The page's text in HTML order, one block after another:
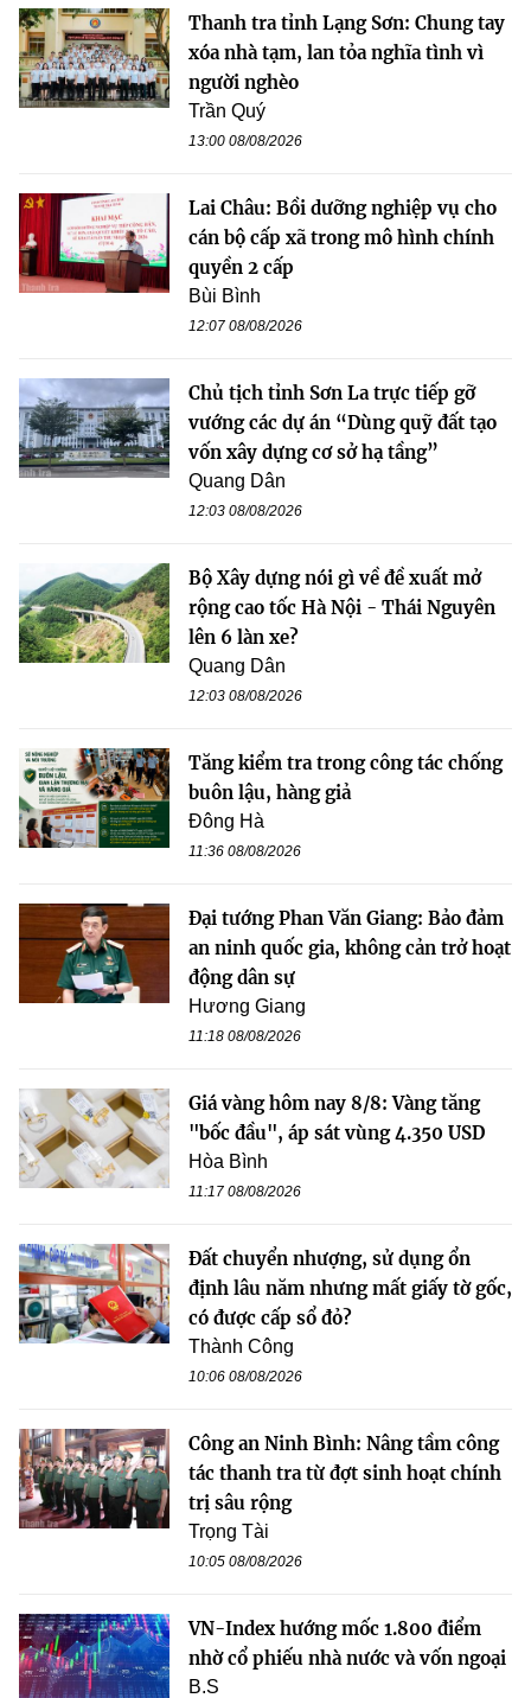
Thanh tra tỉnh Lạng Sơn: Chung tay
xóa nhà tạm, lan tỏa nghĩa tình vì
người nghèo
Trần Quý
13:00 08/08/2026
Lai Châu: Bồi dưỡng nghiệp vụ cho
cán bộ cấp xã trong mô hình chính
quyền 2 cấp
Bùi Bình
12:07 08/08/2026
Chủ tịch tỉnh Sơn La trực tiếp gỡ
vướng các dự án “Dùng quỹ đất tạo
vốn xây dựng cơ sở hạ tầng”
Quang Dân
12:03 08/08/2026
Bộ Xây dựng nói gì về đề xuất mở
rộng cao tốc Hà Nội - Thái Nguyên
lên 6 làn xe?
Quang Dân
12:03 08/08/2026
Tăng kiểm tra trong công tác chống
buôn lậu, hàng giả
Đông Hà
11:36 08/08/2026
Đại tướng Phan Văn Giang: Bảo đảm
an ninh quốc gia, không cản trở hoạt
động dân sự
Hương Giang
11:18 08/08/2026
Giá vàng hôm nay 8/8: Vàng tăng
"bốc đầu", áp sát vùng 4.350 USD
Hòa Bình
11:17 08/08/2026
Đất chuyển nhượng, sử dụng ổn
định lâu năm nhưng mất giấy tờ gốc,
có được cấp sổ đỏ?
Thành Công
10:06 08/08/2026
Công an Ninh Bình: Nâng tầm công
tác thanh tra từ đợt sinh hoạt chính
trị sâu rộng
Trọng Tài
10:05 08/08/2026
VN-Index hướng mốc 1.800 điểm
nhờ cổ phiếu nhà nước và vốn ngoại
B.S